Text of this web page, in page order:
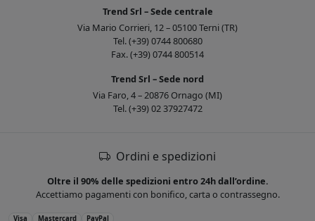
Trend Srl – Sede centrale
Via Mario Corrieri, 12 – 05100 Terni (TR)
Tel. (+39) 0744 800680
Fax. (+39) 0744 800514
Trend Srl – Sede nord
Via Faro, 4 – 20876 Ornago (MI)
Tel. (+39) 02 37927472
Ordini e spedizioni
Oltre il 90% delle spedizioni entro 24h dall’ordine.
Accettiamo pagamenti con bonifico, carta o contrassegno.
Visa Mastercard PayPal